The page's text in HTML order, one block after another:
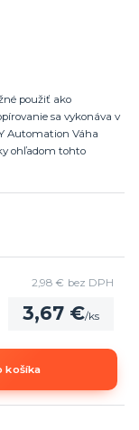
použiť ako
sa vykonáva v
Automation Váha
ohľadom tohto
3,67 €/ks
2,98 € bez DPH
košíka